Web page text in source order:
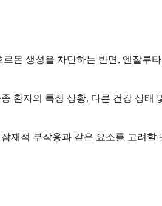
몬 생성을 차단하는 반면, 엔잘루
환자의 특정 상황, 다른 건강 상태
재적 부작용과 같은 요소를 고려할